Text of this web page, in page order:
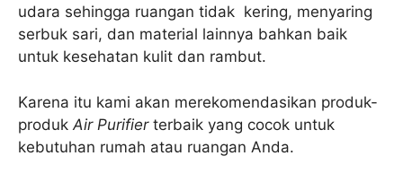
udara sehingga ruangan tidak kering, menyaring
serbuk sari, dan material lainnya bahkan baik
untuk kesehatan kulit dan rambut.
Karena itu kami akan merekomendasikan produk-
produk Air Purifierterbaik yang cocok untuk
kebutuhan rumah atau ruangan Anda.